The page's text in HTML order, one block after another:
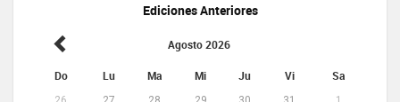
Ediciones Anteriores
Agosto 2026
Do Lu Ma Mi Ju Vi Sa